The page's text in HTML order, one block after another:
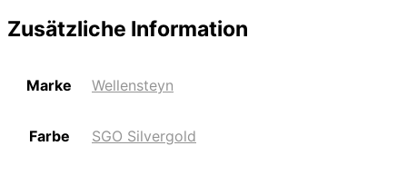
Zusätzliche Information
Marke Wellensteyn
Farbe SGO Silvergold